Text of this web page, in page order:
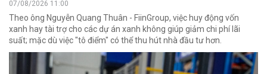
07/08/2026 11:00
Theo ông Nguyễn Quang Thuân - FiinGroup, việc huy động vốn
xanh hay tài trợ cho các dự án xanh không giúp giảm chi phí lãi
suất; mặc dù việc "tô điểm" có thể thu hút nhà đầu tư hơn.